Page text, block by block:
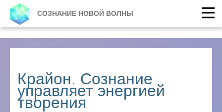
СОЗНАНИЕ НОВОЙ ВОЛНЫ
Крайон. Сознание
управляет энергией
творения